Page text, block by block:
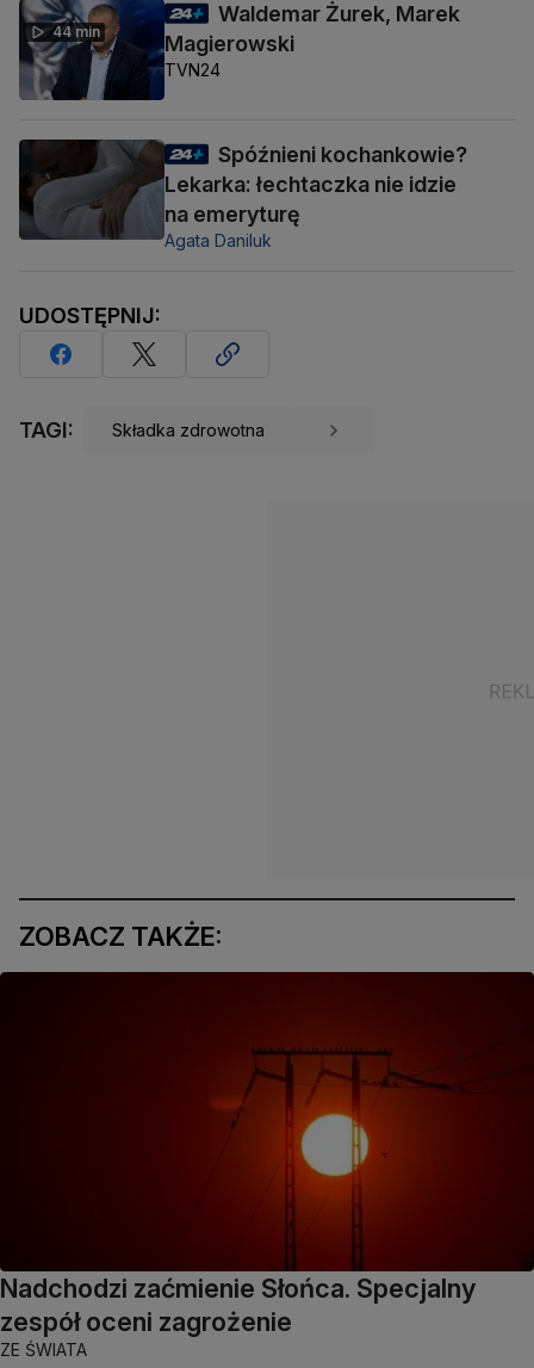
44 min
Waldemar Żurek, Marek
Magierowski
TVN24
Spóźnieni kochankowie?
Lekarka: łechtaczka nie idzie
na emeryturę
Agata Daniluk
UDOSTĘPNIJ:
TAGI: Składka zdrowotna
ZOBACZ TAKŻE:
Nadchodzi zaćmienie Słońca. Specjalny
zespół oceni zagrożenie
ZE ŚWIATA